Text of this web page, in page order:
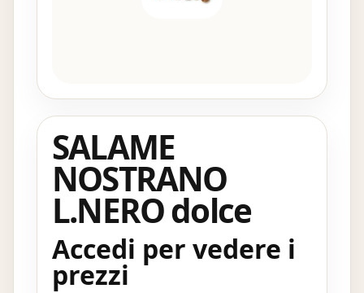
SALAME
NOSTRANO
L.NERO dolce
Accedi per vedere i
prezzi